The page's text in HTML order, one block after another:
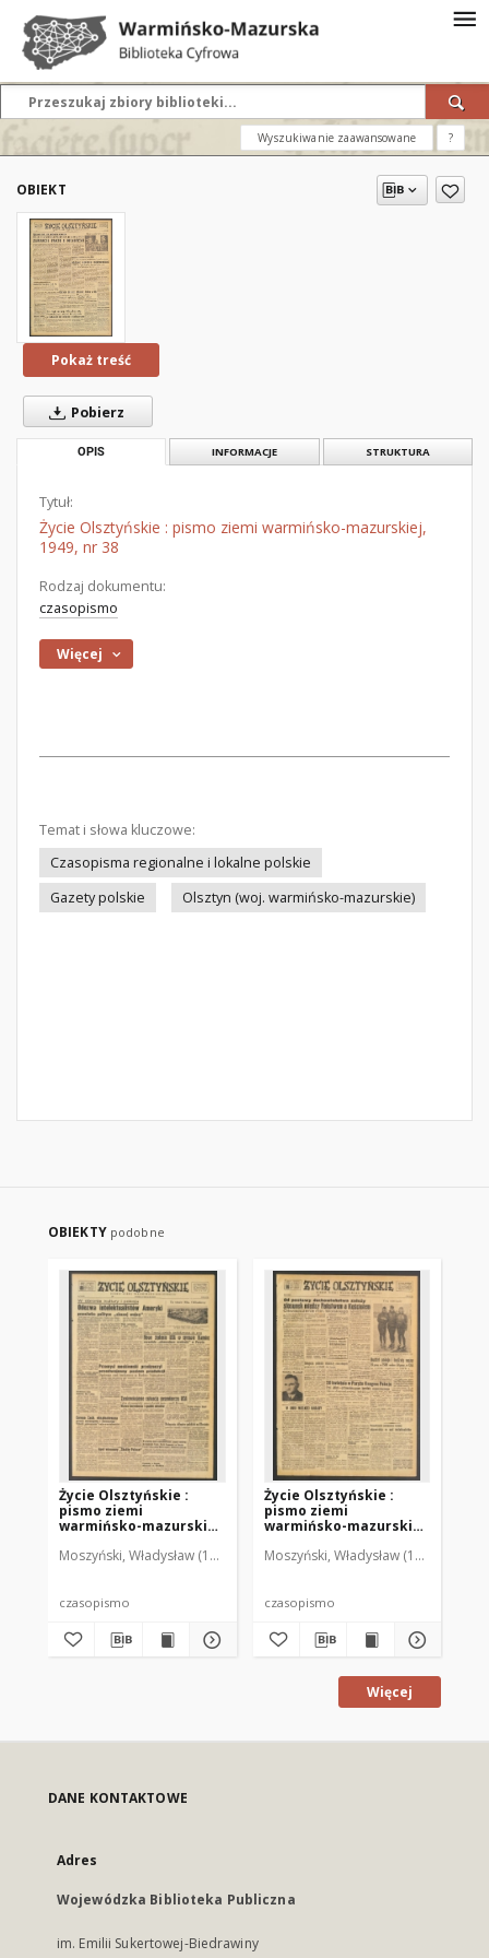
Wyszukiwanie zaawansowane ?
OBIEKT
Pokaż treść
Pobierz
OPIS INFORMACJE STRUKTURA
Tytuł:
Życie Olsztyńskie : pismo ziemi warmińsko-mazurskiej,
1949, nr 38
Rodzaj dokumentu:
czasopismo
Więcej
Temat i słowa kluczowe:
Czasopisma regionalne i lokalne polskie
Gazety polskie
Olsztyn (woj. warmińsko-mazurskie)
OBIEKTY podobne
Życie Olsztyńskie :
pismo ziemi
warmińsko-mazurskiej,
Moszyński, Władysław (1922-2001). Red. Mroczkowski, Włodzimierz
czasopismo
Życie Olsztyńskie :
pismo ziemi
warmińsko-mazurskiej,
Moszyński, Władysław (1922-2001).
czasopismo
Więcej
DANE KONTAKTOWE
Adres
Wojewódzka Biblioteka Publiczna
im. Emilii Sukertowej-Biedrawiny